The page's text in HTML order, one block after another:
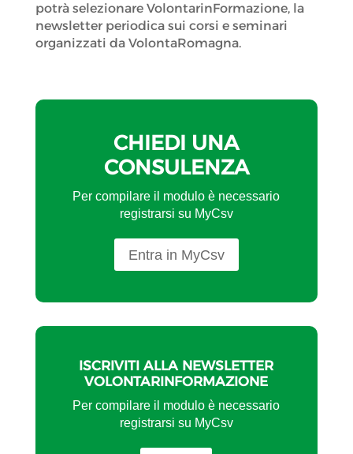
potrà selezionare VolontarinFormazione, la
newsletter periodica sui corsi e seminari
organizzati da VolontaRomagna.
CHIEDI UNA
CONSULENZA
Per compilare il modulo è necessario
registrarsi su MyCsv
Entra in MyCsv
ISCRIVITI ALLA NEWSLETTER
VOLONTARINFORMAZIONE
Per compilare il modulo è necessario
registrarsi su MyCsv